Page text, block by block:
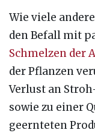
Wie viele
den Befall mit
Schmelzen der
der Pflanzen
Verlust an
sowie zu einer
geernteten